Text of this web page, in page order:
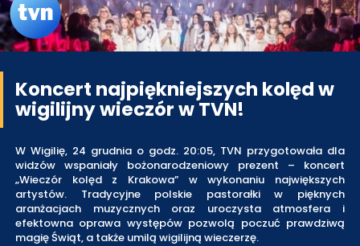
Koncert najpiękniejszych kolęd w
wigilijny wieczór w TVN!
W Wigilię, 24 grudnia o godz. 20:05, TVN przygotowała dla
widzów wspaniały bożonarodzeniowy prezent – koncert
„Wieczór kolęd z Krakowa” w wykonaniu największych
artystów. Tradycyjne polskie pastorałki w pięknych
aranżacjach muzycznych oraz uroczysta atmosfera i
efektowna oprawa występów pozwolą poczuć prawdziwą
magię Świąt, a także umilą wigilijną wieczerzę.